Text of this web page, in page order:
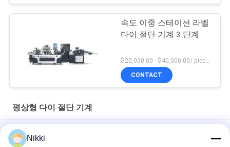
속도 이중 스테이션 라벨
다이 절단 기계 3 단계
CONTACT
평상형 다이 절단 기계
상용 빈 라벨 다이 절단 기계 안정적인 성능
Nikki